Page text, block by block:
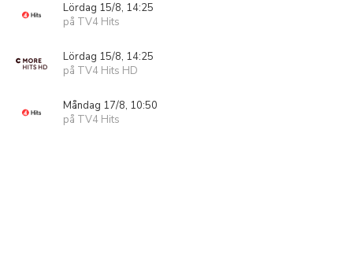
Lördag 15/8, 14:25
på TV4 Hits
Lördag 15/8, 14:25
på TV4 Hits HD
Måndag 17/8, 10:50
på TV4 Hits